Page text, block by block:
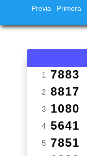
Previa
Primera
1 7883
2 8817
3 1080
4 5641
5 7851